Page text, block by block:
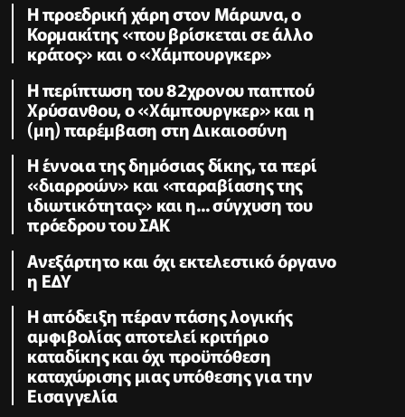
Η προεδρική χάρη στον Μάρωνα, ο
Κορμακίτης «που βρίσκεται σε άλλο
κράτος» και ο «Χάμπουργκερ»
Η περίπτωση του 82χρονου παππού
Χρύσανθου, ο «Χάμπουργκερ» και η
(μη) παρέμβαση στη Δικαιοσύνη
Η έννοια της δημόσιας δίκης, τα περί
«διαρροών» και «παραβίασης της
ιδιωτικότητας» και η... σύγχυση του
πρόεδρου του ΣΑΚ
Ανεξάρτητο και όχι εκτελεστικό όργανο
η ΕΔΥ
Η απόδειξη πέραν πάσης λογικής
αμφιβολίας αποτελεί κριτήριο
καταδίκης και όχι προϋπόθεση
καταχώρισης μιας υπόθεσης για την
Εισαγγελία